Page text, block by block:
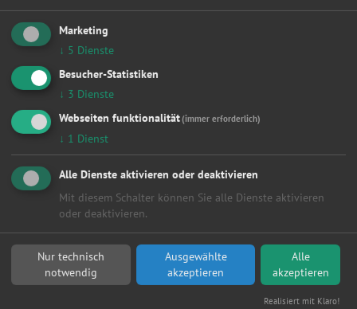
16.01.2013 08:45:58
Hier können Sie kostenlos Werkstattangebote einholen!
Manuell HSN/TSN
Wählen Sie Hersteller und Modell Ihres Fahrzeugs aus
den folgenden Listen aus.
Hersteller:
Marketing
↓ 5 Dienste
Besucher-Statistiken
↓ 3 Dienste
Webseiten funktionalität(immer erforderlich)
↓ 1 Dienst
Alle Dienste aktivieren oder deaktivieren
Mit diesem Schalter können Sie alle Dienste aktivieren
oder deaktivieren.
Nur technisch
notwendig
Ausgewählte
akzeptieren
Alle
akzeptieren
Realisiert mit Klaro!